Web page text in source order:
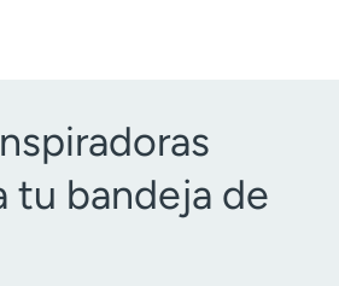
tu bandeja de